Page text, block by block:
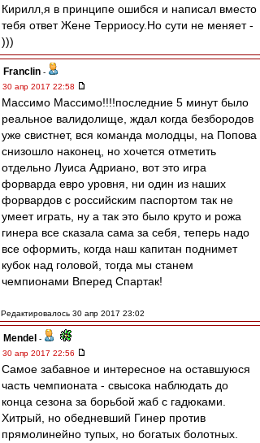
Кирилл,я в принципе ошибся и написал вместо
тебя ответ Жене Терриосу.Но сути не меняет -
)))
Franclin -
30 апр 2017 22:58
Массимо Массимо!!!!последние 5 минут было
реальное валидолище, ждал когда безбородов
уже свистнет, вся команда молодцы, на Попова
снизошло наконец, но хочется отметить
отдельно Луиса Адриано, вот это игра
форварда евро уровня, ни один из наших
форвардов с российским паспортом так не
умеет играть, ну а так это было круто и рожа
гинера все сказала сама за себя, теперь надо
все оформить, когда наш капитан поднимет
кубок над головой, тогда мы станем
чемпионами Вперед Спартак!
Редактировалось 30 апр 2017 23:02
Mendel -
30 апр 2017 22:56
Самое забавное и интересное на оставшуюся
часть чемпионата - свысока наблюдать до
конца сезона за борьбой жаб с гадюками.
Хитрый, но обедневший Гинер против
прямолинейно тупых, но богатых болотных.